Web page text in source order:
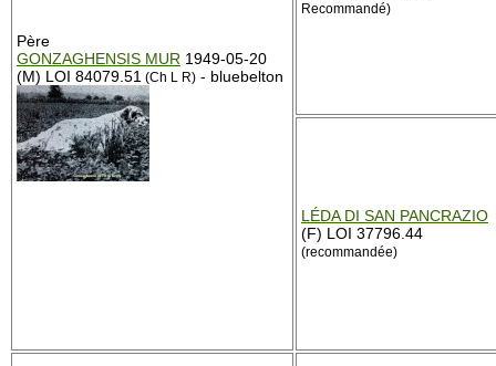
Père
GONZAGHENSIS MUR 1949-05-20
(M) LOI 84079.51 (Ch L R) - bluebelton
Recommandé)
LÉDA DI SAN PANCRAZIO
(F) LOI 37796.44
(recommandée)